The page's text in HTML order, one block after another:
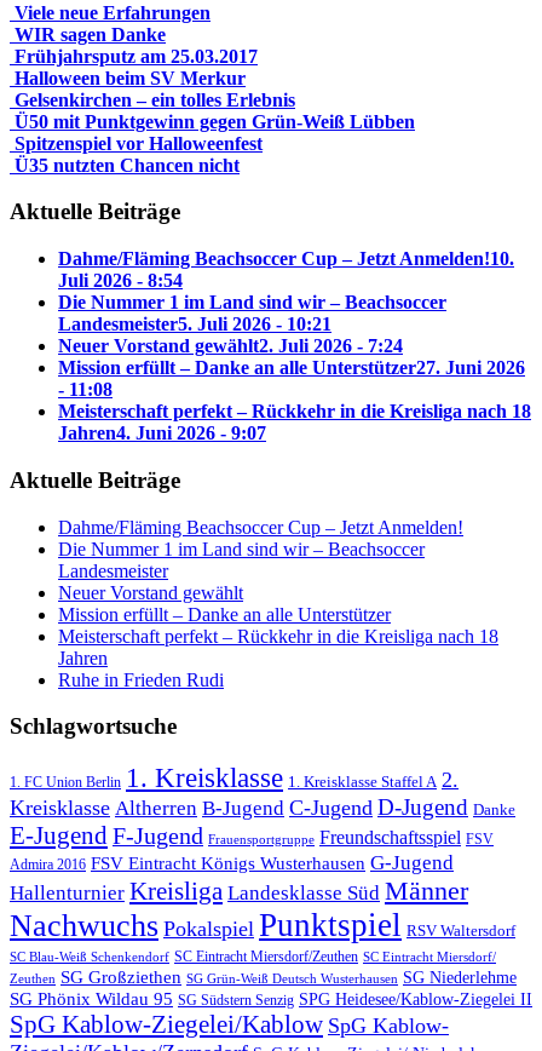
Viele neue Erfahrungen
WIR sagen Danke
Frühjahrsputz am 25.03.2017
Halloween beim SV Merkur
Gelsenkirchen – ein tolles Erlebnis
Ü50 mit Punktgewinn gegen Grün-Weiß Lübben
Spitzenspiel vor Halloweenfest
Ü35 nutzten Chancen nicht
Aktuelle Beiträge
Dahme/Fläming Beachsoccer Cup – Jetzt Anmelden!10.
Juli 2026 - 8:54
Die Nummer 1 im Land sind wir – Beachsoccer
Landesmeister5. Juli 2026 - 10:21
Neuer Vorstand gewählt2. Juli 2026 - 7:24
Mission erfüllt – Danke an alle Unterstützer27. Juni 2026
- 11:08
Meisterschaft perfekt – Rückkehr in die Kreisliga nach 18
Jahren4. Juni 2026 - 9:07
Aktuelle Beiträge
Dahme/Fläming Beachsoccer Cup – Jetzt Anmelden!
Die Nummer 1 im Land sind wir – Beachsoccer
Landesmeister
Neuer Vorstand gewählt
Mission erfüllt – Danke an alle Unterstützer
Meisterschaft perfekt – Rückkehr in die Kreisliga nach 18
Jahren
Ruhe in Frieden Rudi
Schlagwortsuche
1. FC Union Berlin 1. Kreisklasse 1. Kreisklasse Staffel A 2.
Kreisklasse Altherren B-Jugend C-Jugend D-Jugend Danke
E-JugendF-Jugend Frauensportgruppe Freundschaftsspiel FSV
Admira 2016 FSV Eintracht Königs Wusterhausen G-Jugend
Hallenturnier Kreisliga Landesklasse Süd Männer
Nachwuchs Pokalspiel Punktspiel RSV Waltersdorf
SC Blau-Weiß Schenkendorf SC Eintracht Miersdorf/Zeuthen SC Eintracht Miersdorf/
Zeuthen SG Großziethen SG Grün-Weiß Deutsch Wusterhausen SG Niederlehme
SG Phönix Wildau 95 SG Südstern Senzig SPG Heidesee/Kablow-Ziegelei II
SpG Kablow-Ziegelei/Kablow SpG Kablow-